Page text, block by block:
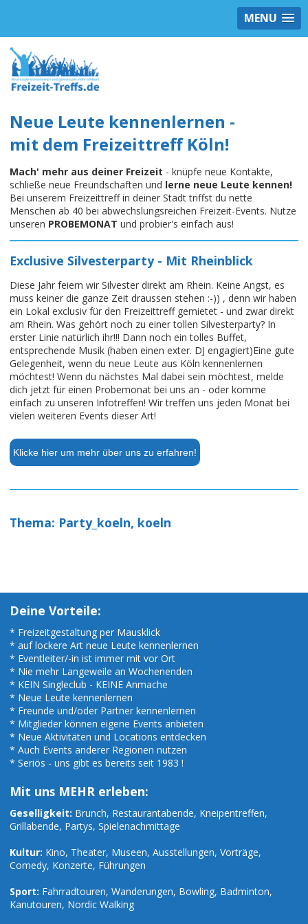
MENU
Neue Leute kennenlernen -
mit dem Freizeittreff Köln!
Mach' mehr aus deiner Freizeit - knüpfe neue Kontakte,
schließe neue Freundschaften und lerne neue Leute kennen!
Bei unserem Freizeittreff in deiner Stadt triffst du nette
Menschen ab 40 bei abwechslungsreichen Freizeit-Events. Nutze
unseren PROBEMONAT und probier's einfach aus!
Exclusive Silvesterparty - Mit Rheinblick
Diese Jahr feiern wir Silvester direkt am Rhein. Keine Angst, es
muss keiner die ganze Zeit draussen stehen :-)) , denn wir haben
ein Lokal exclusiv für den Freizeittreff gemietet - und zwar direkt
am Rhein. Was gehört noch zu einer tollen Silvesterparty? In
erster Linie natürlich ihr!!! Dann noch ein tolles Buffet,
entsprechende Musik (haben einen exter. DJ engagiert)Eine gute
Gelegenheit, wenn du neue Leute aus Köln kennenlernen
möchtest! Wenn du nächstes Mal dabei sein möchtest, melde
dich jetzt für einen Probemonat bei uns an - oder komme
einfach zu unseren Infotreffen! Wir treffen uns jeden Monat bei
vielen weiteren Events dieser Art!
Klicke hier um mehr über uns zu erfahren!
Thema: Party_koeln, koeln
Deine Vorteile:
* Freizeitgestaltung per Mausklick
* auf lockere Art neue Leute kennenlernen
* Eventleiter/-in ist immer mit vor Ort
* Nie mehr Langeweile an Wochenenden
* KEIN Singleclub - KEINE Anmache
* Neue Leute kennenlernen
* Freunde und/oder Partner kennenlernen
* Mitglieder können eigene Events anbieten
* Neue Aktivitäten und Locations entdecken
* Auch Events anderer Regionen nutzen
* Seriös - uns gibt es bereits seit 1983 !
Mit uns MEHR erleben:
Geselligkeit: Brunch, Restaurantabende, Kneipentreffen,
Grillabende, Partys, Spielenachmittage
Kultur: Kino, Theater, Museen, Ausstellungen, Vorträge,
Comedy, Konzerte, Führungen
Sport: Fahrradtouren, Wanderungen, Bowling, Badminton,
Kanutouren, Nordic Walking